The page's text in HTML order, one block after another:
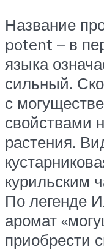
Название
potent – в
языка
сильный.
с
свойствами
растения.
курильским
По легенде
аромат
приобрести